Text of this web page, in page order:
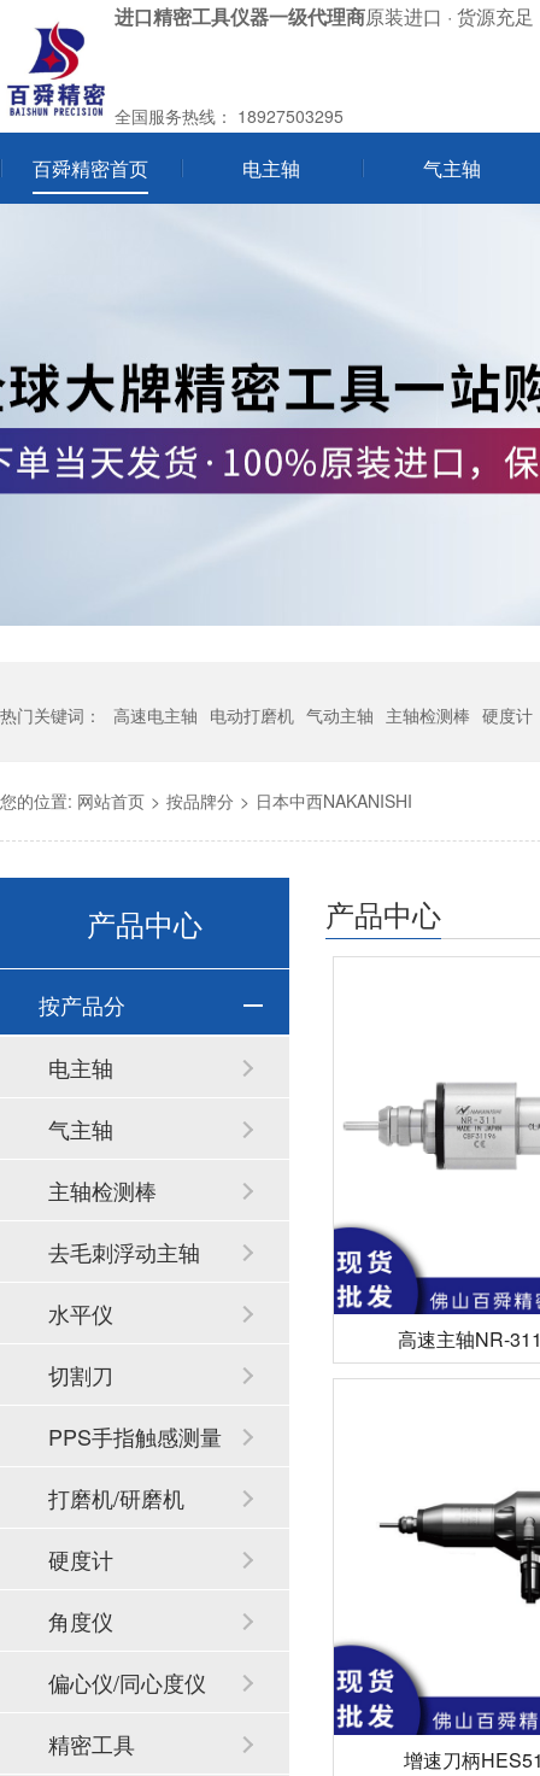
进口精密工具仪器一级代理商原装进口 · 货源充
全国服务热线： 18927503295
百舜精密首页 电主轴 气主轴
热门关键词： 高速电主轴 电动打磨机 气动主轴 主轴检测棒 硬度计
您的位置: 网站首页 > 按品牌分 > 日本中西NAKANISHI
产品中心
高速主轴NR-
增速刀柄
产品中心
按产品分
电主轴
气主轴
主轴检测棒
去毛刺浮动主轴
水平仪
切割刀
PPS手指触感测量
系统
打磨机/研磨机
硬度计
角度仪
偏心仪/同心度仪
精密工具